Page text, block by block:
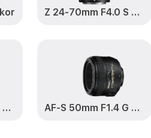
Замена электронной платы
DX AF-S Micro-Nikkor Nikon
AF-S Micro-Nikkor Nikon
Замена мотора 85mm f/3.5G
Micro-Nikkor Nikon
Z 24-70mm F4.0 S Nikkor
AF-S 85mm F1.4 G Nikkor AF-S 50mm F1.4 G Nikkor